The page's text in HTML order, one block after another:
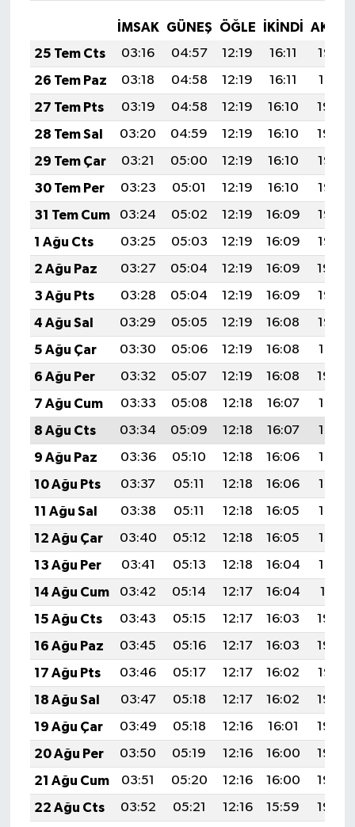
İMSAK GÜNEŞ ÖĞLE İKINDI
25 Tem Cts
03:16 04:57 12:19 16:11
19:32
26 Tem Paz
03:18 04:58 12:19 16:11
19:31
27 Tem Pts
03:19 04:58 12:19 16:10
19:30
28 Tem Sal
03:20 04:59 12:19 16:10
19:29
29 Tem Çar
03:21 05:00 12:19 16:10
19:28
30 Tem Per
03:23 05:01 12:19 16:10
19:27
31 Tem Cum
03:24 05:02 12:19 16:09
19:26
1 Ağu Cts
03:25 05:03 12:19 16:09
19:25
2 Ağu Paz
03:27 05:04 12:19 16:09
19:24
3 Ağu Pts
03:28 05:04 12:19 16:09
19:23
4 Ağu Sal
03:29 05:05 12:19 16:08
19:22
5 Ağu Çar
03:30 05:06 12:19 16:08
19:21
6 Ağu Per
03:32 05:07 12:19 16:08
19:20
7 Ağu Cum
03:33 05:08 12:18 16:07
19:19
8 Ağu Cts
03:34 05:09 12:18 16:07
19:18
9 Ağu Paz
03:36 05:10 12:18 16:06
19:17
10 Ağu Pts
03:37 05:11 12:18 16:06
19:16
11 Ağu Sal
03:38 05:11 12:18 16:05
19:14
12 Ağu Çar
03:40 05:12 12:18 16:05
19:13
13 Ağu Per
03:41 05:13 12:18 16:04
19:12
14 Ağu Cum
03:42 05:14 12:17 16:04
19:11
15 Ağu Cts
03:43 05:15 12:17 16:03
19:09
16 Ağu Paz
03:45 05:16 12:17 16:03
19:08
17 Ağu Pts
03:46 05:17 12:17 16:02
19:07
18 Ağu Sal
03:47 05:18 12:17 16:02
19:06
19 Ağu Çar
03:49 05:18 12:16 16:01
19:04
20 Ağu Per
03:50 05:19 12:16 16:00
19:03
21 Ağu Cum
03:51 05:20 12:16 16:00
19:02
22 Ağu Cts
03:52 05:21 12:16 15:59
19:00